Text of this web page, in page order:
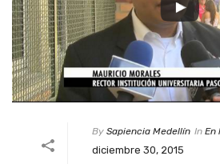
By Sapiencia Medellín In En
diciembre 30, 2015